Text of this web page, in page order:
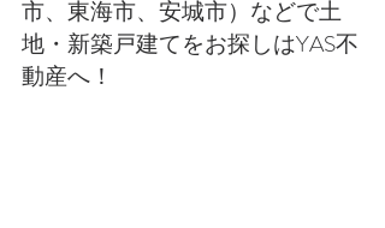
市、東海市、安城市）などで土
地・新築戸建てをお探しはYAS不
動産へ！